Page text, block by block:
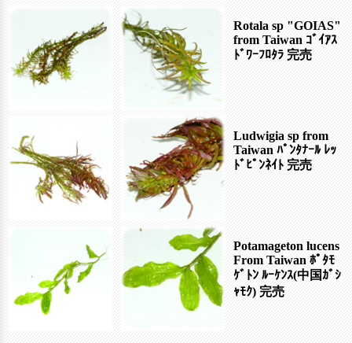
Rotala sp "GOIAS"
from Taiwan ｺﾞｲｱｽ
ﾄﾞﾜｰﾌﾛﾀﾗ 完売
Ludwigia sp from
Taiwan ﾊﾟﾝﾀﾅｰﾙ ﾚｯ
ﾄﾞﾋﾟﾝﾈｲﾄ 完売
Potamageton lucens
From Taiwan ﾎﾟﾀﾓ
ｹﾞﾄﾝ ﾙｰｹﾝｽ(中国ｶﾞｼ
ｬﾓｸ) 完売